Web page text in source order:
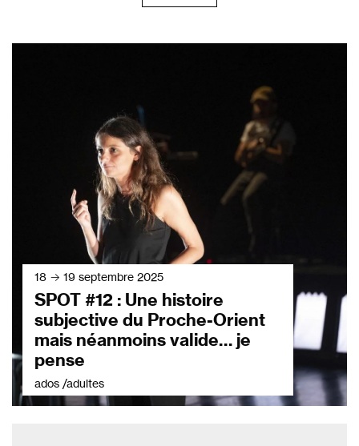
18 → 19 septembre 2025
SPOT #12 : Une histoire
subjective du Proche-Orient
mais néanmoins valide… je
pense
ados /adultes